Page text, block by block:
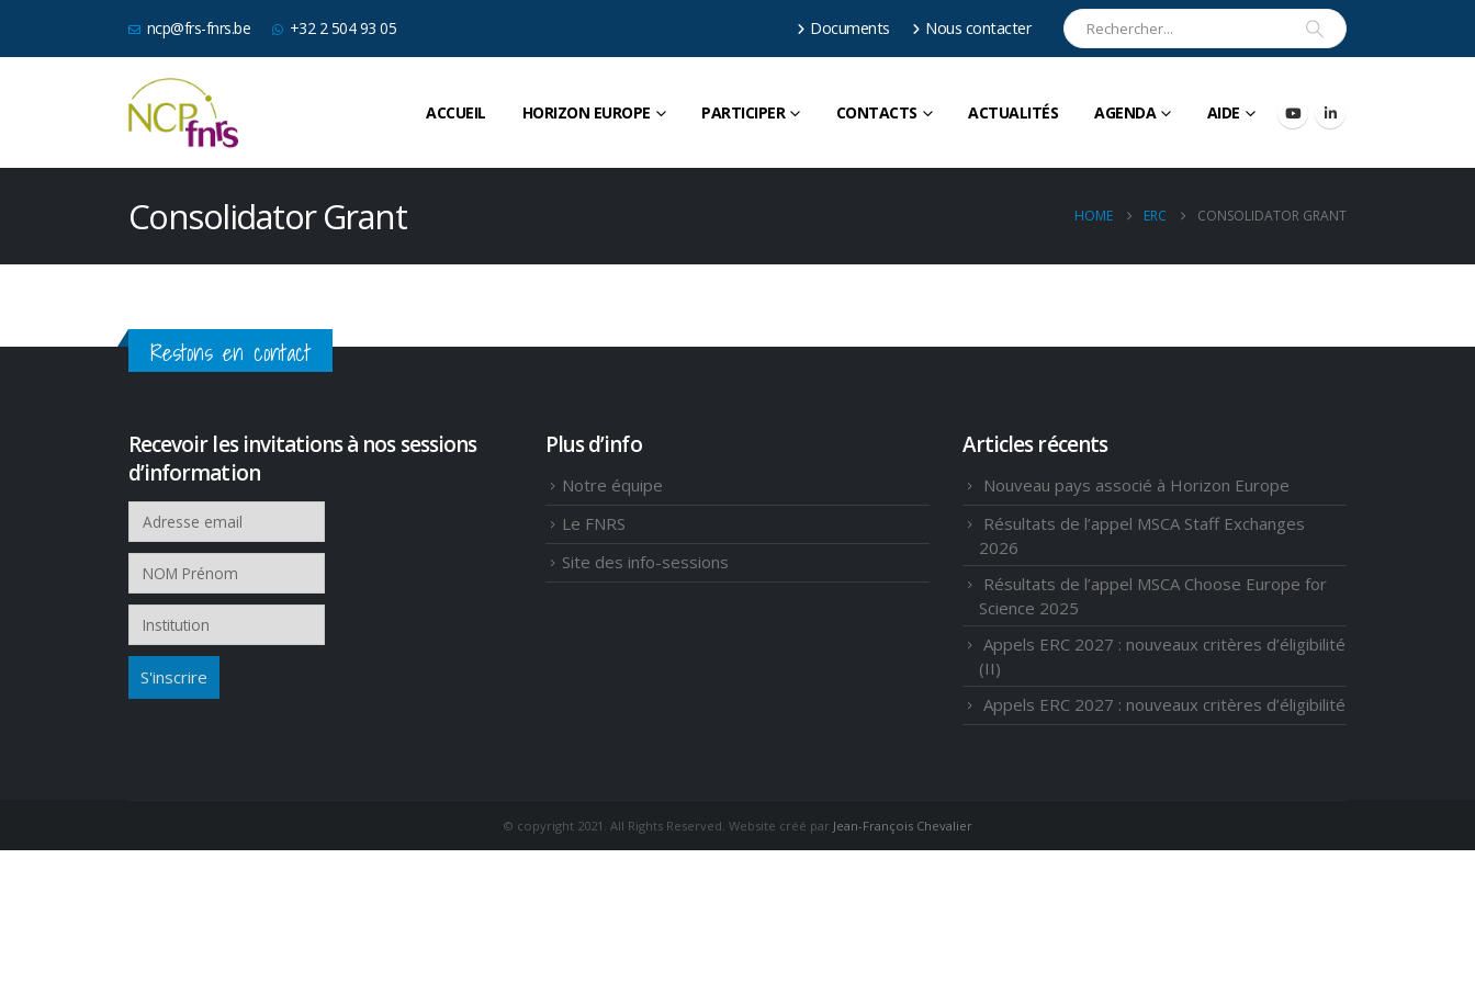
ncp@frs-fnrs.be +32 2 504 93 05 Documents Nous contacter
ACCUEIL HORIZON EUROPE PARTICIPER CONTACTS ACTUALITÉS AGENDA AIDE
Consolidator Grant HOME ERC CONSOLIDATOR GRANT
Restons en contact
Recevoir les invitations à nos sessions
d’information
Plus d’info
Notre équipe
Le FNRS
Site des info-sessions
Articles récents
Nouveau pays associé à Horizon Europe
Résultats de l’appel MSCA Staff Exchanges
2026
Résultats de l’appel MSCA Choose Europe for
Science 2025
Appels ERC 2027 : nouveaux critères d’éligibilité
(II)
Appels ERC 2027 : nouveaux critères d’éligibilité
© copyright 2021. All Rights Reserved. Website créé par Jean-François Chevalier